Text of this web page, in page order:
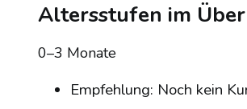
Altersstufen im
0–3 Monate
Empfehlung: Noch kein